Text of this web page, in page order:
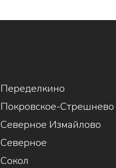
Переделкино
Покровское-Стрешнево
Северное Измайлово
Северное
Сокол